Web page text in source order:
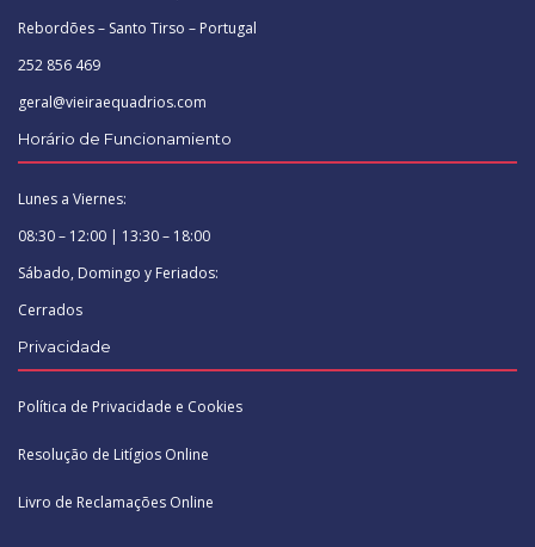
Rebordões – Santo Tirso – Portugal
252 856 469
geral@vieiraequadrios.com
Horário de Funcionamiento
Lunes a Viernes:
08:30 – 12:00 | 13:30 – 18:00
Sábado, Domingo y Feriados:
Cerrados
Privacidade
Política de Privacidade e Cookies
Resolução de Litígios Online
Livro de Reclamações Online